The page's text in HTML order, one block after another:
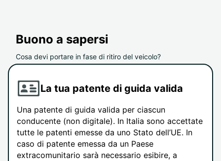
Buono a sapersi
Cosa devi portare in fase di ritiro del veicolo?
La tua patente di guida valida
Una patente di guida valida per ciascun
conducente (non digitale). In Italia sono accettate
tutte le patenti emesse da uno Stato dell’UE. In
caso di patente emessa da un Paese
extracomunitario sarà necessario esibire, a